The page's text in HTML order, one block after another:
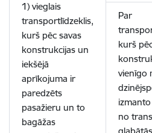
1) vieglais
transportlīdzeklis,
kurš pēc savas
konstrukcijas un
iekšējā
aprīkojuma ir
paredzēts
pasažieru un to
bagāžas
Par
kurš
vienīgo
no